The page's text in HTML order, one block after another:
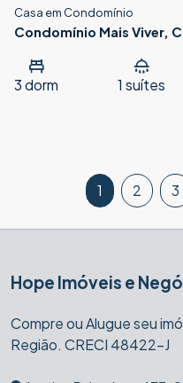
Casa em Condomínio
Condomínio Mais Viver,
3dorm 1 suítes
1 2 3
Hope Imóveis e
Compre ou Alugue seu
Região. CRECI 48422-J